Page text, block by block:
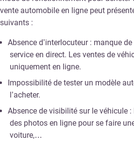
vente automobile en ligne peut
suivants :
Absence d’interlocuteur : manque
service en direct. Les ventes de
uniquement en ligne.
Impossibilité de tester un modèle
l’acheter.
Absence de visibilité sur le véhicule :
des photos en ligne pour se faire
voiture,…